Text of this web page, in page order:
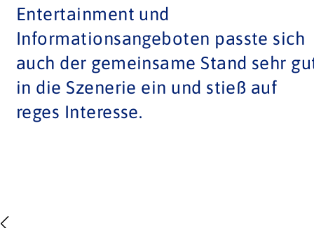
Entertainment und
Informationsangeboten passte sich
auch der gemeinsame Stand sehr
in die Szenerie ein und stieß auf
reges Interesse.